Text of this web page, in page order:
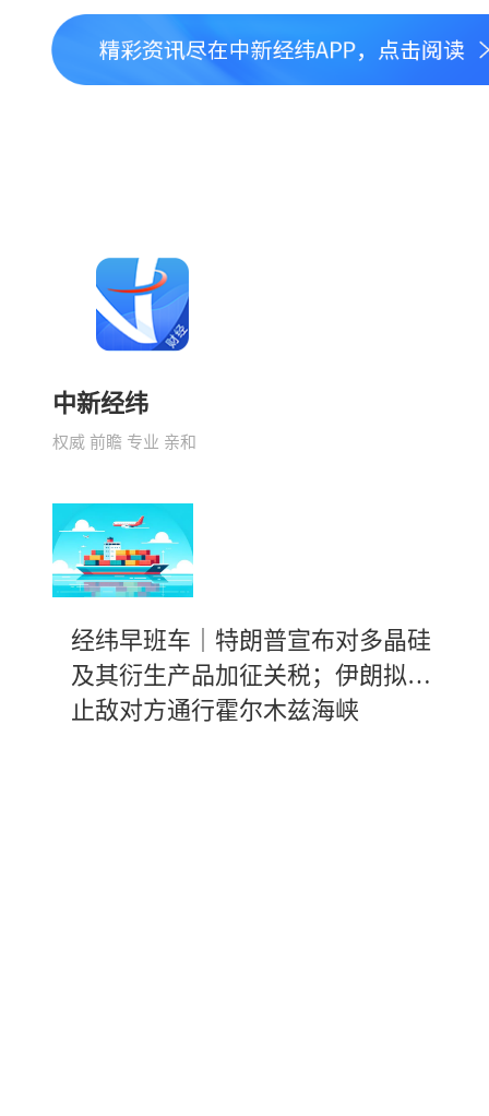
中新经纬
权威 前瞻 专业 亲和
经纬早班车｜特朗普宣布对多晶硅
及其衍生产品加征关税；伊朗拟禁
止敌对方通行霍尔木兹海峡